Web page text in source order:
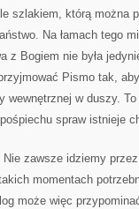
szlakiem, którą można
Na łamach tego
z Bogiem nie była
Pismo tak,
wewnętrznej w duszy.
spraw istnieje
zawsze idziemy
momentach
może więc